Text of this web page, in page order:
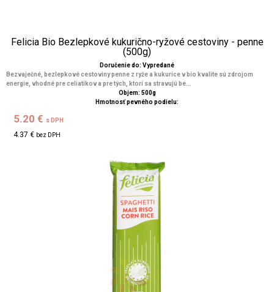
Felicia Bio Bezlepkové kukurično-ryžové cestoviny - penne
(500g)
Doručenie do: Vypredané
Bezvaječné, bezlepkové cestoviny penne z ryže a kukurice v bio kvalite sú zdrojom
energie, vhodné pre celiatikov a pre tých, ktorí sa stravujú be...
Objem: 500g
Hmotnosť pevného podielu:
5.20 € s DPH
4.37 € bez DPH